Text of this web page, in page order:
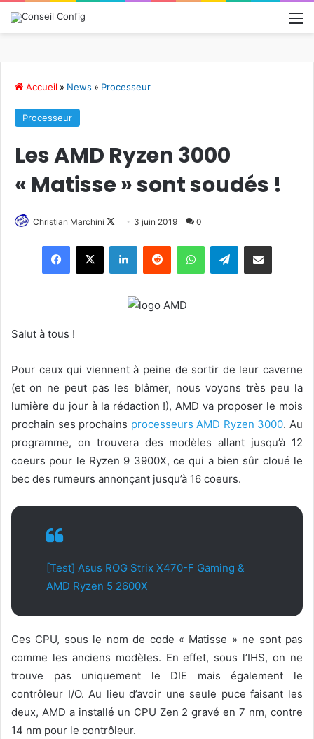
Accueil » News » Processeur
Processeur
Les AMD Ryzen 3000
« Matisse » sont soudés !
Christian Marchini
Follow
X
3 juin 2019 0
LinkedinReddit WhatsAppTelegramPargater via Email
Salut à tous !
Pour ceux qui viennent à peine de sortir de leur caverne
(et on ne peut pas les blâmer, nous voyons très peu la
lumière du jour à la rédaction !), AMD va proposer le mois
prochain ses prochains processeurs AMD Ryzen 3000. Au
programme, on trouvera des modèles allant jusqu’à 12
coeurs pour le Ryzen 9 3900X, ce qui a bien sûr cloué le
bec des rumeurs annonçant jusqu’à 16 coeurs.
[Test] Asus ROG Strix X470-F Gaming &
AMD Ryzen 5 2600X
Ces CPU, sous le nom de code « Matisse » ne sont pas
comme les anciens modèles. En effet, sous l’IHS, on ne
trouve pas uniquement le DIE mais également le
contrôleur I/O. Au lieu d’avoir une seule puce faisant les
deux, AMD a installé un CPU Zen 2 gravé en 7 nm, contre
14 nm pour le contrôleur.